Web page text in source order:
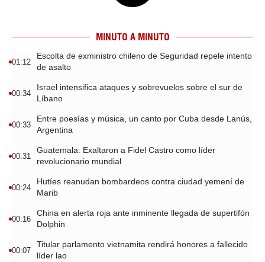
MINUTO A MINUTO
01:12
Escolta de exministro chileno de Seguridad repele intento
de asalto
00:34
Israel intensifica ataques y sobrevuelos sobre el sur de
Líbano
00:33
Entre poesías y música, un canto por Cuba desde Lanús,
Argentina
00:31
Guatemala: Exaltaron a Fidel Castro como líder
revolucionario mundial
00:24
Hutíes reanudan bombardeos contra ciudad yemení de
Marib
00:16
China en alerta roja ante inminente llegada de supertifón
Dolphin
00:07
Titular parlamento vietnamita rendirá honores a fallecido
líder lao